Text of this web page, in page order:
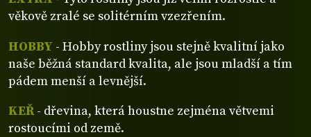
věkově zralé se solitérním vzezřením.
HOBBY - Hobby rostliny jsou stejně kvalitní jako
naše běžná standard kvalita, ale jsou mladší a tím
pádem menší a levnější.
KEŘ- dřevina, která houstne zejména větvemi
rostoucími od země.